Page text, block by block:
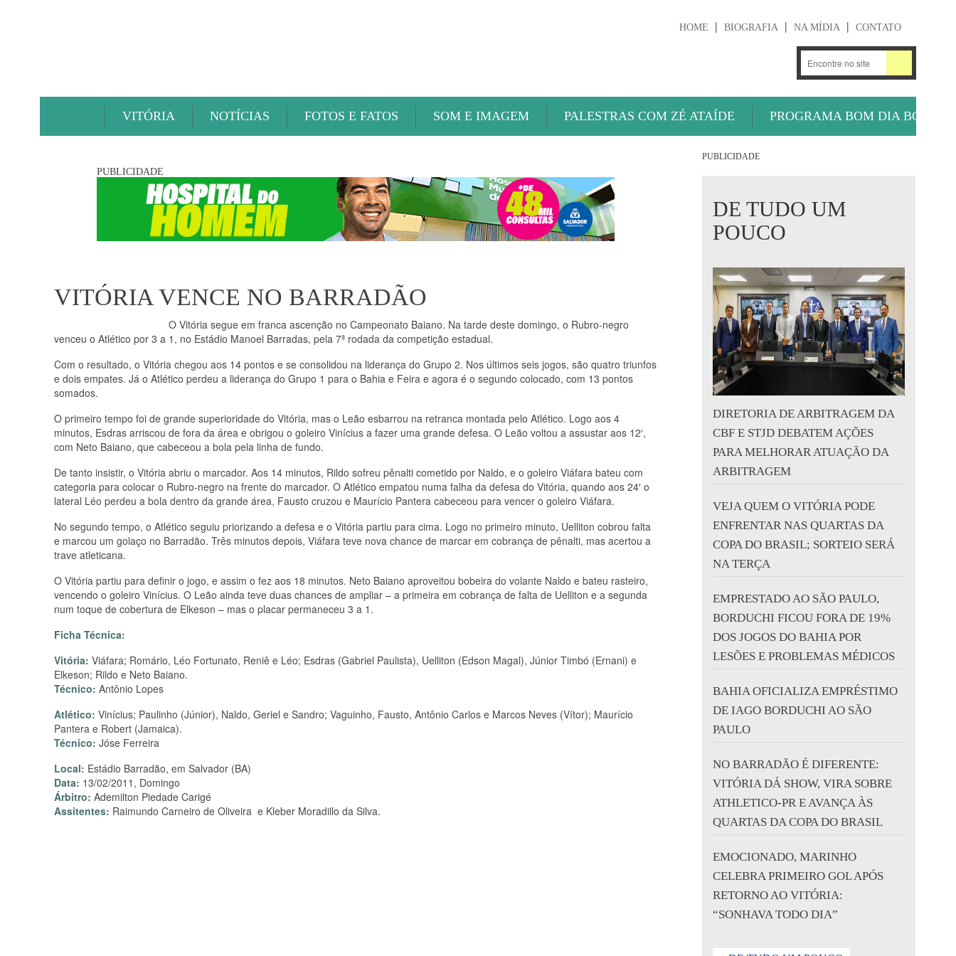
HOME BIOGRAFIA NA MÍDIA CONTATO
VITÓRIA NOTÍCIAS FOTOS E FATOS SOM E IMAGEM PALESTRAS COM ZÉ ATAÍDE PROGRAMA BOM DIA BOLA
PUBLICIDADE
VITÓRIA VENCE NO BARRADÃO
O Vitória segue em franca ascenção no Campeonato Baiano. Na tarde deste domingo, o Rubro-negro
venceu o Atlético por 3 a 1, no Estádio Manoel Barradas, pela 7ª rodada da competição estadual.
Com o resultado, o Vitória chegou aos 14 pontos e se consolidou na liderança do Grupo 2. Nos últimos seis jogos, são quatro triunfos
e dois empates. Já o Atlético perdeu a liderança do Grupo 1 para o Bahia e Feira e agora é o segundo colocado, com 13 pontos
somados.
O primeiro tempo foi de grande superioridade do Vitória, mas o Leão esbarrou na retranca montada pelo Atlético. Logo aos 4
minutos, Esdras arriscou de fora da área e obrigou o goleiro Vinícius a fazer uma grande defesa. O Leão voltou a assustar aos 12′,
com Neto Baiano, que cabeceou a bola pela linha de fundo.
De tanto insistir, o Vitória abriu o marcador. Aos 14 minutos, Rildo sofreu pênalti cometido por Naldo, e o goleiro Viáfara bateu com
categoria para colocar o Rubro-negro na frente do marcador. O Atlético empatou numa falha da defesa do Vitória, quando aos 24′ o
lateral Léo perdeu a bola dentro da grande área, Fausto cruzou e Maurício Pantera cabeceou para vencer o goleiro Viáfara.
No segundo tempo, o Atlético seguiu priorizando a defesa e o Vitória partiu para cima. Logo no primeiro minuto, Uelliton cobrou falta
e marcou um golaço no Barradão. Três minutos depois, Viáfara teve nova chance de marcar em cobrança de pênalti, mas acertou a
trave atleticana.
O Vitória partiu para definir o jogo, e assim o fez aos 18 minutos. Neto Baiano aproveitou bobeira do volante Naldo e bateu rasteiro,
vencendo o goleiro Vinícius. O Leão ainda teve duas chances de ampliar – a primeira em cobrança de falta de Uelliton e a segunda
num toque de cobertura de Elkeson – mas o placar permaneceu 3 a 1.
Ficha Técnica:
Vitória: Viáfara; Romário, Léo Fortunato, Reniê e Léo; Esdras (Gabriel Paulista), Uelliton (Edson Magal), Júnior Timbó (Ernani) e
Elkeson; Rildo e Neto Baiano.
Técnico: Antônio Lopes
Atlético: Vinícius; Paulinho (Júnior), Naldo, Geriel e Sandro; Vaguinho, Fausto, Antônio Carlos e Marcos Neves (Vítor); Maurício
Pantera e Robert (Jamaica).
Técnico: Jóse Ferreira
Local: Estádio Barradão, em Salvador (BA)
Data: 13/02/2011, Domingo
Árbitro: Ademilton Piedade Carigé
Assitentes: Raimundo Carneiro de Oliveira e Kleber Moradillo da Silva.
PUBLICIDADE
DE TUDO UM
POUCO
DIRETORIA DE ARBITRAGEM DA
CBF E STJD DEBATEM AÇÕES
PARA MELHORAR ATUAÇÃO DA
ARBITRAGEM
VEJA QUEM O VITÓRIA PODE
ENFRENTAR NAS QUARTAS DA
COPA DO BRASIL; SORTEIO SERÁ
NA TERÇA
EMPRESTADO AO SÃO PAULO,
BORDUCHI FICOU FORA DE 19%
DOS JOGOS DO BAHIA POR
LESÕES E PROBLEMAS MÉDICOS
BAHIA OFICIALIZA EMPRÉSTIMO
DE IAGO BORDUCHI AO SÃO
PAULO
NO BARRADÃO É DIFERENTE:
VITÓRIA DÁ SHOW, VIRA SOBRE
ATHLETICO-PR E AVANÇA ÀS
QUARTAS DA COPA DO BRASIL
EMOCIONADO, MARINHO
CELEBRA PRIMEIRO GOL APÓS
RETORNO AO VITÓRIA:
“SONHAVA TODO DIA”